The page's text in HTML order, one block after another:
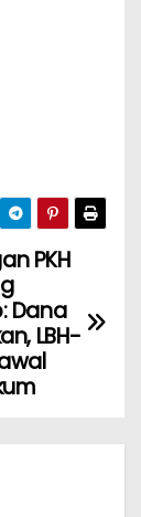
PKH
Dana
LBH-